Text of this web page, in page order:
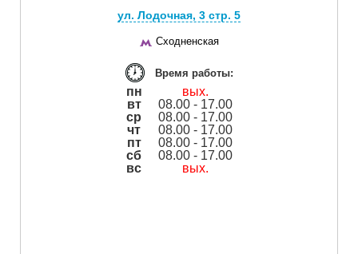
ул. Лодочная, 3 cтр. 5
Сходненская
Время работы:
пн
вых.
вт
08.00 - 17.00
ср
08.00 - 17.00
чт
08.00 - 17.00
пт
08.00 - 17.00
сб
08.00 - 17.00
вс
вых.